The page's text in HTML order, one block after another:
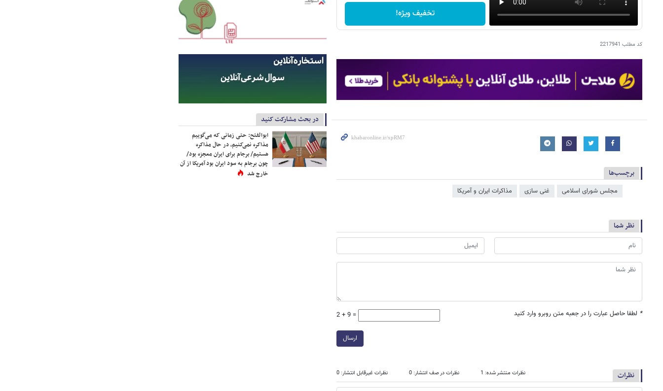
تخفیف ویژه!
کد مطلب 2217941
برچسب‌ها
مجلس شورای اسلامی غنی سازی مذاکرات ایران و آمریکا
نظر شما
* لطفا حاصل عبارت را در جعبه متن روبرو وارد کنید 2 + 9 =
ارسال
نظرات نظرات منتشر شده: 1 نظرات در صف انتشار: 0 نظرات غیرقابل انتشار: 0
در بحث مشارکت کنید
ابوالفتح: حتی زمانی که می‌گوییم
مذاکره نمی‌کنیم، در حال مذاکره
هستیم/ برجام برای ایران معجزه بود/
چون برجام به سود ایران بود آمریکا از آن
خارج شد